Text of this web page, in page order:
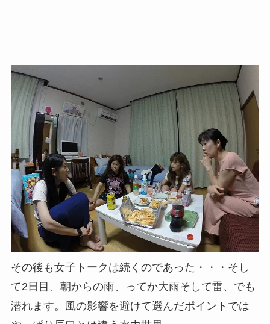
その後も女子トークは続くのであった・・・そし
て2日目、朝からの雨、ってか大雨そして雷、でも
潜れます。風の影響を避けて選んだポイントでは